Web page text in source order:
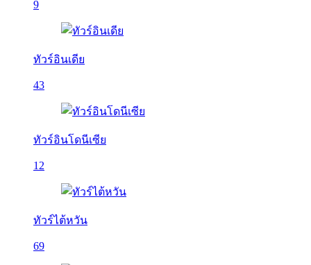
9
ทัวร์อินเดีย
43
ทัวร์อินโดนีเซีย
12
ทัวร์ไต้หวัน
69